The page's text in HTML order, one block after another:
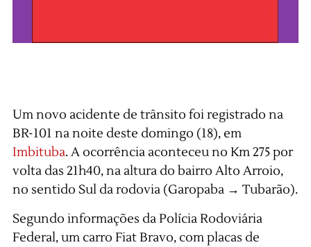
Um novo acidente de trânsito foi registrado na
BR-101 na noite deste domingo (18), em
Imbituba. A ocorrência aconteceu no Km 275 por
volta das 21h40, na altura do bairro Alto Arroio,
no sentido Sul da rodovia (Garopaba → Tubarão).
Segundo informações da Polícia Rodoviária
Federal, um carro Fiat Bravo, com placas de